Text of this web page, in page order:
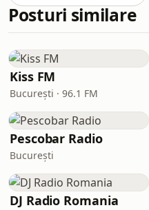
Posturi similare
Kiss FM
București · 96.1 FM
Pescobar Radio
București
DJ Radio Romania